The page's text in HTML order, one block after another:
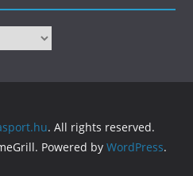
. All rights reserved.
Powered by WordPress.